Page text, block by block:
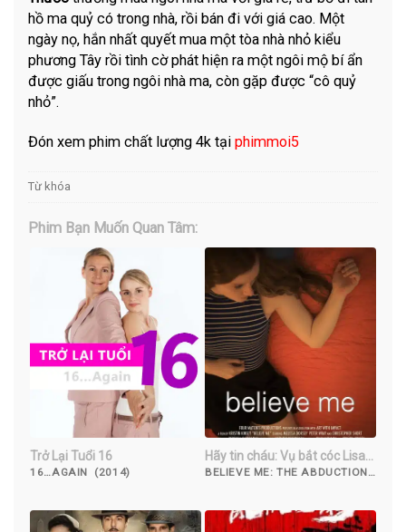
hồ ma quỷ có trong nhà, rồi bán đi với giá cao. Một
ngày nọ, hắn nhất quyết mua một tòa nhà nhỏ kiểu
phương Tây rồi tình cờ phát hiện ra một ngôi mộ bí ẩn
được giấu trong ngôi nhà ma, còn gặp được “cô quỷ
nhỏ”.
Đón xem phim chất lượng 4k tạiphimmoi5
Từ khóa
Phim Bạn Muốn Quan Tâm:
Trở Lại Tuổi 16
16…AGAIN (2014)
Hãy tin cháu: Vụ bắt cóc Lisa
McVey
BELIEVE ME: THE ABDUCTION